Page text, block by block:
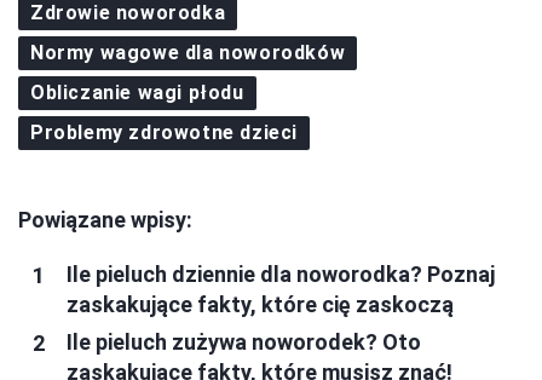
Zdrowie noworodka
Normy wagowe dla noworodków
Obliczanie wagi płodu
Problemy zdrowotne dzieci
Powiązane wpisy:
Ile pieluch dziennie dla noworodka? Poznaj
zaskakujące fakty, które cię zaskoczą
Ile pieluch zużywa noworodek? Oto
zaskakujące fakty, które musisz znać!